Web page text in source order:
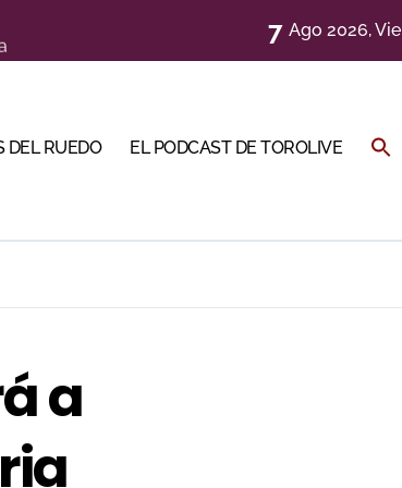
el premio a Roca Rey
Puerto de Santa María esta noche
7 Ago 2026, Vie
DEL RUEDO EL PODCAST DE TOROLIVE
a